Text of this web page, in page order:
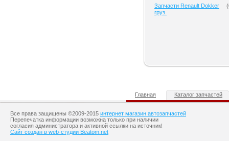
Запчасти Renault Dokker
груз.
(
Главная Каталог запчастей
Все права защищены ©2009-2015 интернет магазин автозапчастей
Перепечатка информации возможна только при наличии
согласия администратора и активной ссылки на источник!
Сайт создан в web-студии Beatom.net